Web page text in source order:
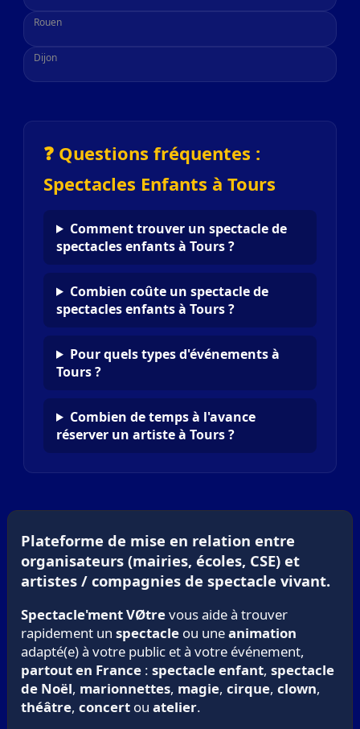
Rouen
Dijon
❓ Questions fréquentes :
Spectacles Enfants à Tours
Comment trouver un spectacle de
spectacles enfants à Tours ?
Combien coûte un spectacle de
spectacles enfants à Tours ?
Pour quels types d'événements à
Tours ?
Combien de temps à l'avance
réserver un artiste à Tours ?
Plateforme de mise en relation entre
organisateurs (mairies, écoles, CSE) et
artistes / compagnies de spectacle vivant.
Spectacle'ment VØtrevous aide à trouver
rapidement un spectacleou uneanimation
adapté(e) à votre public et à votre événement,
partout en France: spectacle enfant, spectacle
de Noël, marionnettes, magie, cirque, clown,
théâtre, concertou atelier.